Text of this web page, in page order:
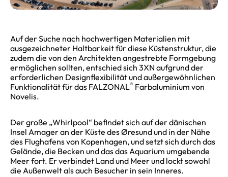
Auf der Suche nach hochwertigen Materialien mit
ausgezeichneter Haltbarkeit für diese Küstenstruktur, die
zudem die von den Architekten angestrebte Formgebung
ermöglichen sollten, entschied sich 3XN aufgrund der
erforderlichen Designflexibilität und außergewöhnlichen
Funktionalität für das FALZONAL® Farbaluminium von
Novelis.
Der große „Whirlpool“ befindet sich auf der dänischen
Insel Amager an der Küste des Øresund und in der Nähe
des Flughafens von Kopenhagen, und setzt sich durch das
Gelände, die Becken und das das Aquarium umgebende
Meer fort. Er verbindet Land und Meer und lockt sowohl
die Außenwelt als auch Besucher in sein Inneres.